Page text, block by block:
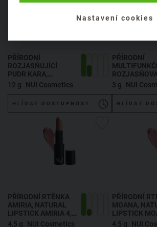
PŘÍRODNÍ
ROZJASŇUJÍCÍ
PUDR KARA
NATURAL
ILLUMINATING
PRESSED POWDER
KARA
12 g NUI Cosmetics
HLÍDAT DOSTUPNOST
PŘÍRODNÍ
PUAWAI ,
ILLUSION
PUAWAI
3 g NUI
HLÍDAT
PŘÍRODNÍ RTĚNKA
AMIRIA , NATURAL
LIPSTICK AMIRIA 4,5
G
4,5 g NUI Cosmetics
PŘÍRODNÍ
MOANA ,
LIPSTICK
4,5 G
4,5 g NUI
Nastavení cookies